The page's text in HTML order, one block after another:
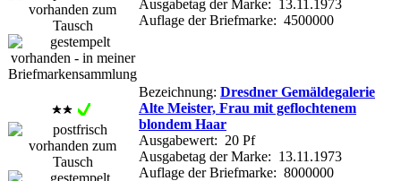
Ausgabetag der Marke: 13.11.1973
Auflage der Briefmarke: 4500000
Bezeichnung: Dresdner Gemäldegalerie
Alte Meister, Frau mit geflochtenem
blondem Haar
Ausgabewert: 20 Pf
Ausgabetag der Marke: 13.11.1973
Auflage der Briefmarke: 8000000